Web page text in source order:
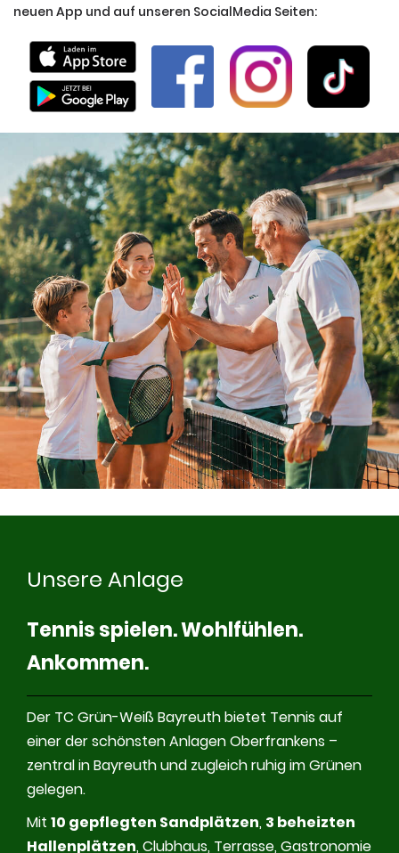
neuen App und auf unseren SocialMedia Seiten:
Unsere Anlage
Tennis spielen. Wohlfühlen.
Ankommen.
Der TC Grün-Weiß Bayreuth bietet Tennis auf
einer der schönsten Anlagen Oberfrankens –
zentral in Bayreuth und zugleich ruhig im Grünen
gelegen.
Mit 10 gepflegten Sandplätzen, 3 beheizten
Hallenplätzen, Clubhaus, Terrasse, Gastronomie